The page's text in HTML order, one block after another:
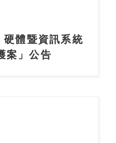
硬體暨資訊系統
案」公告